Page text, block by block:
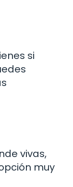
si
vivas,
muy